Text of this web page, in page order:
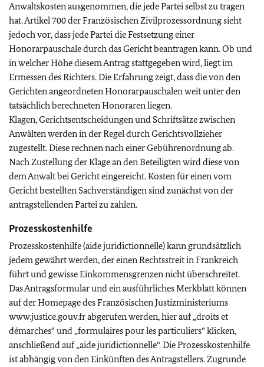
Anwaltskosten ausgenommen, die jede Partei selbst zu tragen
hat. Artikel 700 der Französischen Zivilprozessordnung sieht
jedoch vor, dass jede Partei die Festsetzung einer
Honorarpauschale durch das Gericht beantragen kann. Ob und
in welcher Höhe diesem Antrag stattgegeben wird, liegt im
Ermessen des Richters. Die Erfahrung zeigt, dass die von den
Gerichten angeordneten Honorarpauschalen weit unter den
tatsächlich berechneten Honoraren liegen.
Klagen, Gerichtsentscheidungen und Schriftsätze zwischen
Anwälten werden in der Regel durch Gerichtsvollzieher
zugestellt. Diese rechnen nach einer Gebührenordnung ab.
Nach Zustellung der Klage an den Beteiligten wird diese von
dem Anwalt bei Gericht eingereicht. Kosten für einen vom
Gericht bestellten Sachverständigen sind zunächst von der
antragstellenden Partei zu zahlen.
Prozesskostenhilfe
Prozesskostenhilfe (aide juridictionnelle)kann grundsätzlich
jedem gewährt werden, der einen Rechtsstreit in Frankreich
führt und gewisse Einkommensgrenzen nicht überschreitet.
Das Antragsformular und ein ausführliches Merkblatt können
auf der Homepage des Französischen Justizministeriums
www.justice.gouv.fr abgerufen werden, hier auf„droits et
démarches“und„formulaires pour les particuliers“klicken,
anschließend auf„aide juridictionnelle“.Die Prozesskostenhilfe
ist abhängig von den Einkünften des Antragstellers. Zugrunde